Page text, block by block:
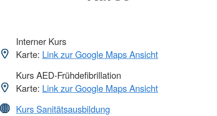
Interner Kurs
Karte: Link zur Google Maps Ansicht
Kurs AED-Frühdefibrillation
Karte: Link zur Google Maps Ansicht
Kurs Sanitätsausbildung